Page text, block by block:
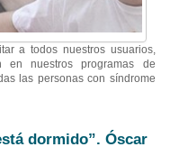
a todos nuestros usuarios,
en nuestros programas de
las personas con síndrome
dormido”. Óscar